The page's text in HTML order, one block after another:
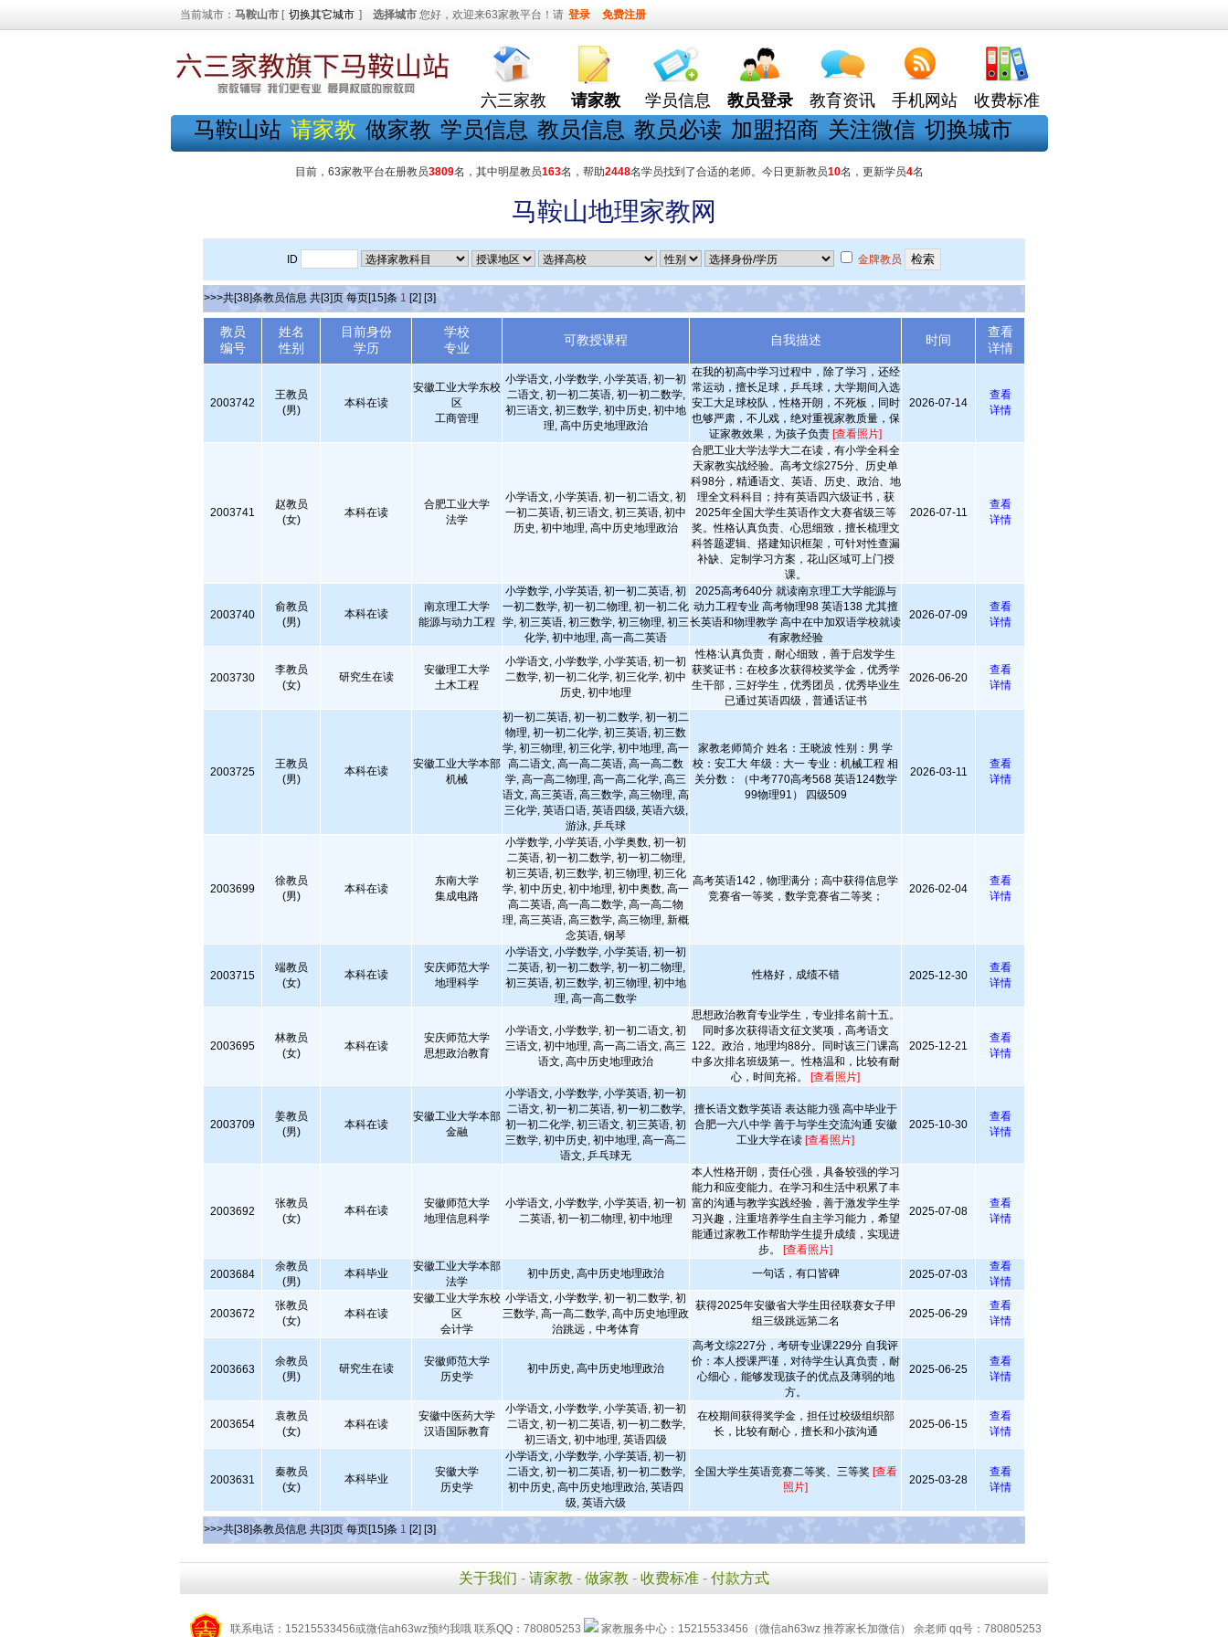
当前城市： 马鞍山市 [ 切换其它城市 ] 选择城市 您好，欢迎来63家教平台！请 登录 免费注册
六三家教 请家教 学员信息 教员登录 教育资讯 手机网站 收费标准
马鞍山站 请家教 做家教 学员信息 教员信息 教员必读 加盟招商 关注微信 切换城市
目前，63家教平台在册教员3809名，其中明星教员163名，帮助2448名学员找到了合适的老师。今日更新教员10名，更新学员4名
马鞍山地理家教网
ID 金牌教员
>>>共[38]条教员信息 共[3]页 每页[15]条 1 [2] [3]
教员
编号
姓名
性别
目前身份
学历
学校
专业
可教授课程 自我描述 时间
查看
详情
2003742
王教员
(男)
本科在读
安徽工业大学东校
区
工商管理
小学语文, 小学数学, 小学英语, 初一初
二语文, 初一初二英语, 初一初二数学,
初三语文, 初三数学, 初中历史, 初中地
理, 高中历史地理政治
在我的初高中学习过程中，除了学习，还经
常运动，擅长足球，乒乓球，大学期间入选
安工大足球校队，性格开朗，不死板，同时
也够严肃，不儿戏，绝对重视家教质量，保
证家教效果，为孩子负责 [查看照片]
2026-07-14
查看
详情
2003741
赵教员
(女)
本科在读
合肥工业大学
法学
小学语文, 小学英语, 初一初二语文, 初
一初二英语, 初三语文, 初三英语, 初中
历史, 初中地理, 高中历史地理政治
合肥工业大学法学大二在读，有小学全科全
天家教实战经验。高考文综275分、历史单
科98分，精通语文、英语、历史、政治、地
理全文科科目；持有英语四六级证书，获
2025年全国大学生英语作文大赛省级三等
奖。性格认真负责、心思细致，擅长梳理文
科答题逻辑、搭建知识框架，可针对性查漏
补缺、定制学习方案，花山区域可上门授
课。
2026-07-11
查看
详情
2003740
俞教员
(男)
本科在读
南京理工大学
能源与动力工程
小学数学, 小学英语, 初一初二英语, 初
一初二数学, 初一初二物理, 初一初二化
学, 初三英语, 初三数学, 初三物理, 初三
化学, 初中地理, 高一高二英语
2025高考640分 就读南京理工大学能源与
动力工程专业 高考物理98 英语138 尤其擅
长英语和物理教学 高中在中加双语学校就读
有家教经验
2026-07-09
查看
详情
2003730
李教员
(女)
研究生在读
安徽理工大学
土木工程
小学语文, 小学数学, 小学英语, 初一初
二数学, 初一初二化学, 初三化学, 初中
历史, 初中地理
性格:认真负责，耐心细致，善于启发学生
获奖证书：在校多次获得校奖学金，优秀学
生干部，三好学生，优秀团员，优秀毕业生
已通过英语四级，普通话证书
2026-06-20
查看
详情
2003725
王教员
(男)
本科在读
安徽工业大学本部
机械
初一初二英语, 初一初二数学, 初一初二
物理, 初一初二化学, 初三英语, 初三数
学, 初三物理, 初三化学, 初中地理, 高一
高二语文, 高一高二英语, 高一高二数
学, 高一高二物理, 高一高二化学, 高三
语文, 高三英语, 高三数学, 高三物理, 高
三化学, 英语口语, 英语四级, 英语六级,
游泳, 乒乓球
家教老师简介 姓名：王晓波 性别：男 学
校：安工大 年级：大一 专业：机械工程 相
关分数：（中考770高考568 英语124数学
99物理91） 四级509
2026-03-11
查看
详情
2003699
徐教员
(男)
本科在读
东南大学
集成电路
小学数学, 小学英语, 小学奥数, 初一初
二英语, 初一初二数学, 初一初二物理,
初三英语, 初三数学, 初三物理, 初三化
学, 初中历史, 初中地理, 初中奥数, 高一
高二英语, 高一高二数学, 高一高二物
理, 高三英语, 高三数学, 高三物理, 新概
念英语, 钢琴
高考英语142，物理满分；高中获得信息学
竞赛省一等奖，数学竞赛省二等奖；
2026-02-04
查看
详情
2003715
端教员
(女)
本科在读
安庆师范大学
地理科学
小学语文, 小学数学, 小学英语, 初一初
二英语, 初一初二数学, 初一初二物理,
初三英语, 初三数学, 初三物理, 初中地
理, 高一高二数学
性格好，成绩不错 2025-12-30
查看
详情
2003695
林教员
(女)
本科在读
安庆师范大学
思想政治教育
小学语文, 小学数学, 初一初二语文, 初
三语文, 初中地理, 高一高二语文, 高三
语文, 高中历史地理政治
思想政治教育专业学生，专业排名前十五。
同时多次获得语文征文奖项，高考语文
122。政治，地理均88分。同时该三门课高
中多次排名班级第一。性格温和，比较有耐
心，时间充裕。 [查看照片]
2025-12-21
查看
详情
2003709
姜教员
(男)
本科在读
安徽工业大学本部
金融
小学语文, 小学数学, 小学英语, 初一初
二语文, 初一初二英语, 初一初二数学,
初一初二化学, 初三语文, 初三英语, 初
三数学, 初中历史, 初中地理, 高一高二
语文, 乒乓球无
擅长语文数学英语 表达能力强 高中毕业于
合肥一六八中学 善于与学生交流沟通 安徽
工业大学在读 [查看照片]
2025-10-30
查看
详情
2003692
张教员
(女)
本科在读
安徽师范大学
地理信息科学
小学语文, 小学数学, 小学英语, 初一初
二英语, 初一初二物理, 初中地理
本人性格开朗，责任心强，具备较强的学习
能力和应变能力。在学习和生活中积累了丰
富的沟通与教学实践经验，善于激发学生学
习兴趣，注重培养学生自主学习能力，希望
能通过家教工作帮助学生提升成绩，实现进
步。 [查看照片]
2025-07-08
查看
详情
2003684
余教员
(男)
本科毕业
安徽工业大学本部
法学
初中历史, 高中历史地理政治 一句话，有口皆碑 2025-07-03
查看
详情
2003672
张教员
(女)
本科在读
安徽工业大学东校
区
会计学
小学语文, 小学数学, 初一初二数学, 初
三数学, 高一高二数学, 高中历史地理政
治跳远，中考体育
获得2025年安徽省大学生田径联赛女子甲
组三级跳远第二名
2025-06-29
查看
详情
2003663
余教员
(男)
研究生在读
安徽师范大学
历史学
初中历史, 高中历史地理政治
高考文综227分，考研专业课229分 自我评
价：本人授课严谨，对待学生认真负责，耐
心细心，能够发现孩子的优点及薄弱的地
方。
2025-06-25
查看
详情
2003654
袁教员
(女)
本科在读
安徽中医药大学
汉语国际教育
小学语文, 小学数学, 小学英语, 初一初
二语文, 初一初二英语, 初一初二数学,
初三语文, 初中地理, 英语四级
在校期间获得奖学金，担任过校级组织部
长，比较有耐心，擅长和小孩沟通
2025-06-15
查看
详情
2003631
秦教员
(女)
本科毕业
安徽大学
历史学
小学语文, 小学数学, 小学英语, 初一初
二语文, 初一初二英语, 初一初二数学,
初中历史, 高中历史地理政治, 英语四
级, 英语六级
全国大学生英语竞赛二等奖、三等奖 [查看
照片]
2025-03-28
查看
详情
>>>共[38]条教员信息 共[3]页 每页[15]条 1 [2] [3]
关于我们 - 请家教 - 做家教 - 收费标准 - 付款方式
联系电话：15215533456或微信ah63wz预约我哦 联系QQ：780805253 家教服务中心：15215533456（微信ah63wz 推荐家长加微信） 余老师 qq号：780805253